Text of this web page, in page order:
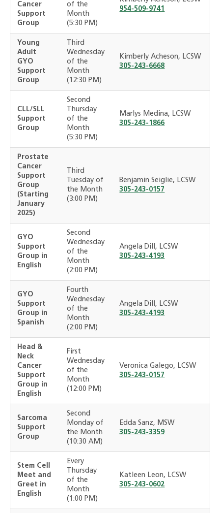
Cancer
Support
Group
of the
Month
(5:30 PM)
954-509-9741
Young
Adult
GYO
Support
Group
Third
Wednesday
of the
Month
(12:30 PM)
Kimberly Acheson, LCSW
305-243-6668
CLL/SLL
Support
Group
Second
Thursday
of the
Month
(5:30 PM)
Marlys Medina, LCSW
305-243-1866
Prostate
Cancer
Support
Group
(Starting
January
2025)
Third
Tuesday of
the Month
(3:00 PM)
Benjamin Seiglie, LCSW
305-243-0157
GYO
Support
Group in
English
Second
Wednesday
of the
Month
(2:00 PM)
Angela Dill, LCSW
305-243-4193
GYO
Support
Group in
Spanish
Fourth
Wednesday
of the
Month
(2:00 PM)
Angela Dill, LCSW
305-243-4193
Head &
Neck
Cancer
Support
Group in
English
First
Wednesday
of the
Month
(12:00 PM)
Veronica Galego, LCSW
305-243-0157
Sarcoma
Support
Group
Second
Monday of
the Month
(10:30 AM)
Edda Sanz, MSW
305-243-3359
Stem Cell
Meet and
Greet in
English
Every
Thursday
of the
Month
(1:00 PM)
Katleen Leon, LCSW
305-243-0602